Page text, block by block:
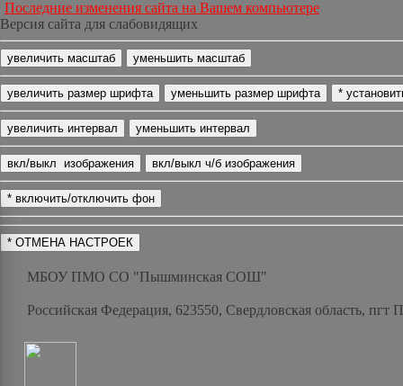
Последние изменения сайта на Вашем компьютере
Версия сайта для слабовидящих
МБОУ ПМО СО "Пышминская СОШ"
Российская Федерация, 623550, Свердловская область,